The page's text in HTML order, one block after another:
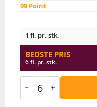
99 Point
1 fl. pr. stk.
BEDSTE PRIS
6 fl. pr. stk.